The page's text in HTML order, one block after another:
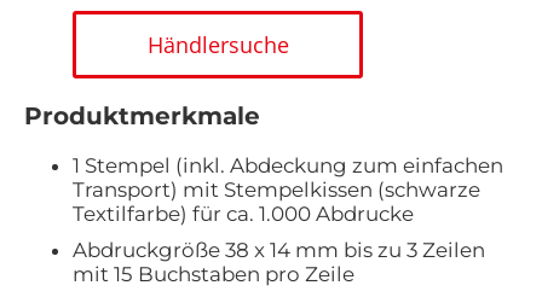
Händlersuche
Produktmerkmale
1 Stempel (inkl. Abdeckung zum einfachen
Transport) mit Stempelkissen (schwarze
Textilfarbe) für ca. 1.000 Abdrucke
Abdruckgröße 38 x 14 mm bis zu 3 Zeilen
mit 15 Buchstaben pro Zeile